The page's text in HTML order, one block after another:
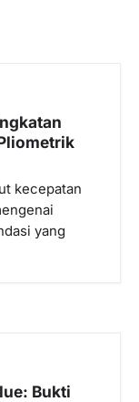
kecepatan
yang
Bukti